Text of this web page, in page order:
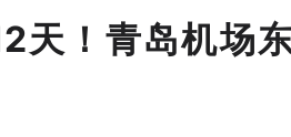
天！青岛机场